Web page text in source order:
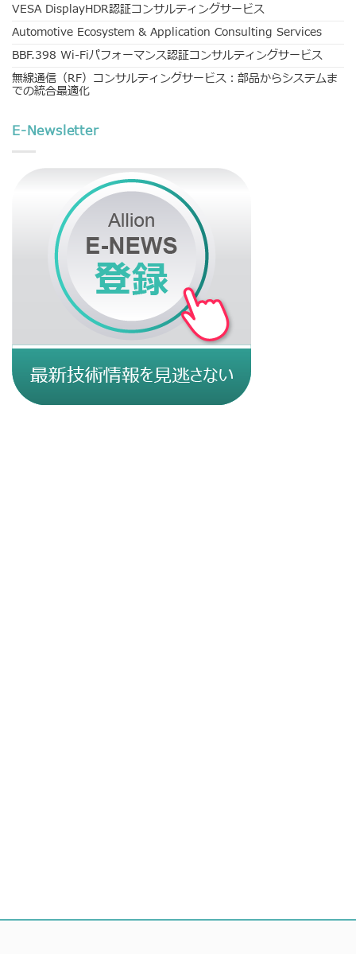
VESA DisplayHDR認証コンサルティングサービス
Automotive Ecosystem & Application Consulting Services
BBF.398 Wi-Fiパフォーマンス認証コンサルティングサービス
無線通信（RF）コンサルティングサービス：部品からシステムま
での統合最適化
E-Newsletter